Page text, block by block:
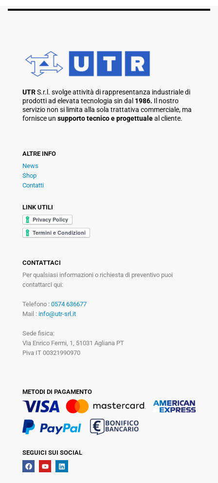
UTRS.r.l. svolge attività di rappresentanza industriale di
prodotti ad elevata tecnologia sin dal 1986. Il nostro
servizio non si limita alla sola trattativa commerciale, ma
fornisce un supporto tecnico e progettualeal cliente.
ALTRE INFO
News
Shop
Contatti
LINK UTILI
CONTATTACI
Per qualsiasi informazioni o richiesta di preventivo puoi
contattarci qui:
Telefono : 0574 636677
Mail : info@utr-srl.it
Sede fisica:
Via Enrico Fermi, 1, 51031 Agliana PT
Piva IT 00321990970
METODI DI PAGAMENTO
SEGUICI SUI SOCIAL